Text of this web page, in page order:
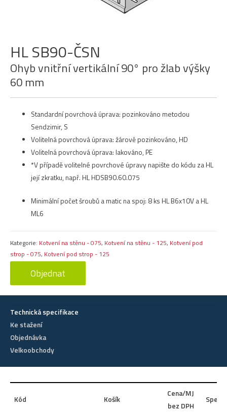
HL SB90-ČSN
Ohyb vnitřní vertikální 90° pro žlab výšky
60 mm
Standardní povrchová úprava: pozinkováno metodou
Sendzimir, S
Volitelná povrchová úprava: žárově pozinkováno, HD
Volitelná povrchová úprava: lakováno, PE
*V případě volitelné povrchové úpravy napište do kódu za HL
její zkratku, např. HL HDSB90.60.075
Minimální počet šroubů a matic na spoj: 8 ks HL B6x10V a HL
ML6
Kategorie: Kotvení na stěnu - 075, Kotvení na stěnu - 125, Kotvení pod
strop - 075, Kotvení pod strop - 125
Objednat
Technická specifikace
Ke stažení
Objednávka
Velkoobchody
Kód Košík
Cena/MJ
bez DPH